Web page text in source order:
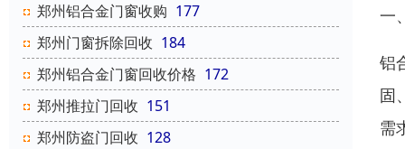
郑州铝合金门窗收购 177
郑州门窗拆除回收 184
郑州铝合金门窗回收价格 172
郑州推拉门回收 151
郑州防盗门回收 128
一
铝
固
需